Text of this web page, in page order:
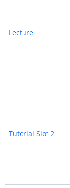
Lecture
Tutorial Slot 2